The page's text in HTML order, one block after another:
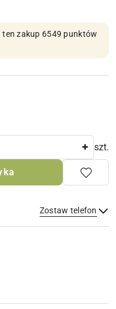
zakup 6549 punktów
szt.
Zostaw telefon